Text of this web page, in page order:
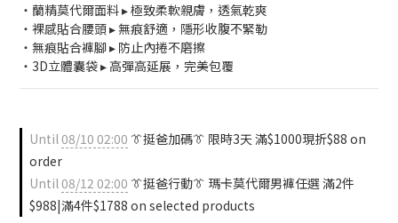
・蘭精莫代爾面料 ▸ 極致柔軟親膚，透氣乾爽
・裸感貼合腰頭 ▸ 無痕舒適，隱形收腹不緊勒
・無痕貼合褲腳 ▸ 防止內捲不磨擦
・3D立體囊袋 ▸ 高彈高延展，完美包覆
Until08/10 02:00 👔挺爸加碼👔 限時3天 滿$1000現折$88 on
order
Until08/12 02:00 👔挺爸行動👔 瑪卡莫代爾男褲任選 滿2件
$988|滿4件$1788 on selected products